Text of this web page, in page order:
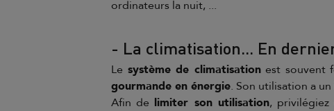
ordinateurs la nuit, ...
- La climatisation... En
Le système de climatisationest souvent
gourmande en énergie. Son utilisation a un
Afin de limiter son utilisation, privilégiez